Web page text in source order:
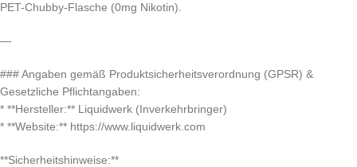
PET-Chubby-Flasche (0mg Nikotin).
—
### Angaben gemäß Produktsicherheitsverordnung (GPSR) &
Gesetzliche Pflichtangaben:
* **Hersteller:** Liquidwerk (Inverkehrbringer)
* **Website:** https://www.liquidwerk.com
**Sicherheitshinweise:**